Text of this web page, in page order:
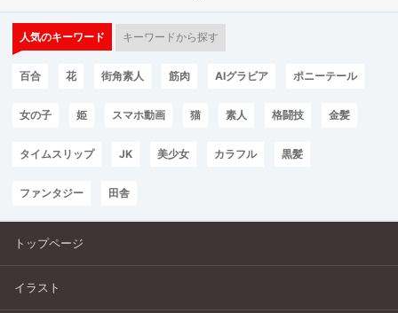
人気のキーワード キーワードから探す
百合 花 街角素人 筋肉 AIグラビア ポニーテール
女の子 姫 スマホ動画 猫 素人 格闘技 金髪
タイムスリップ JK 美少女 カラフル 黒髪
ファンタジー 田舎
トップページ
イラスト